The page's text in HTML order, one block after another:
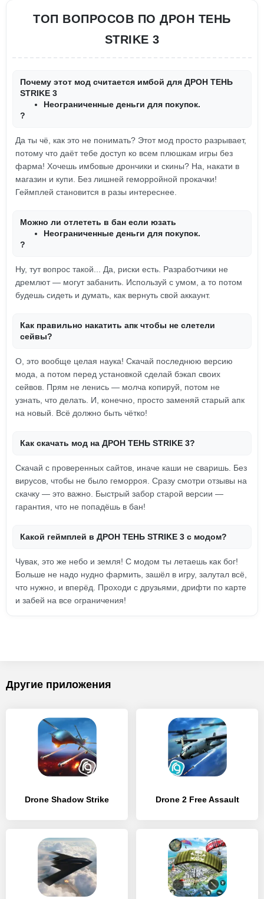
ТОП ВОПРОСОВ ПО ДРОН ТЕНЬ
STRIKE 3
Почему этот мод считается имбой для ДРОН ТЕНЬ
STRIKE 3
Неограниченные деньги для покупок.
?
Да ты чё, как это не понимать? Этот мод просто разрывает,
потому что даёт тебе доступ ко всем плюшкам игры без
фарма! Хочешь имбовые дрончики и скины? На, накати в
магазин и купи. Без лишней геморройной прокачки!
Геймплей становится в разы интереснее.
Можно ли отлететь в бан если юзать
Неограниченные деньги для покупок.
?
Ну, тут вопрос такой... Да, риски есть. Разработчики не
дремлют — могут забанить. Используй с умом, а то потом
будешь сидеть и думать, как вернуть свой аккаунт.
Как правильно накатить апк чтобы не слетели
сейвы?
О, это вообще целая наука! Скачай последнюю версию
мода, а потом перед установкой сделай бэкап своих
сейвов. Прям не ленись — молча копируй, потом не
узнать, что делать. И, конечно, просто заменяй старый апк
на новый. Всё должно быть чётко!
Как скачать мод на ДРОН ТЕНЬ STRIKE 3?
Скачай с проверенных сайтов, иначе каши не сваришь. Без
вирусов, чтобы не было геморроя. Сразу смотри отзывы на
скачку — это важно. Быстрый забор старой версии —
гарантия, что не попадёшь в бан!
Какой геймплей в ДРОН ТЕНЬ STRIKE 3 с модом?
Чувак, это же небо и земля! С модом ты летаешь как бог!
Больше не надо нудно фармить, зашёл в игру, залутал всё,
что нужно, и вперёд. Проходи с друзьями, дрифти по карте
и забей на все ограничения!
Другие приложения
Drone Shadow Strike Drone 2 Free Assault